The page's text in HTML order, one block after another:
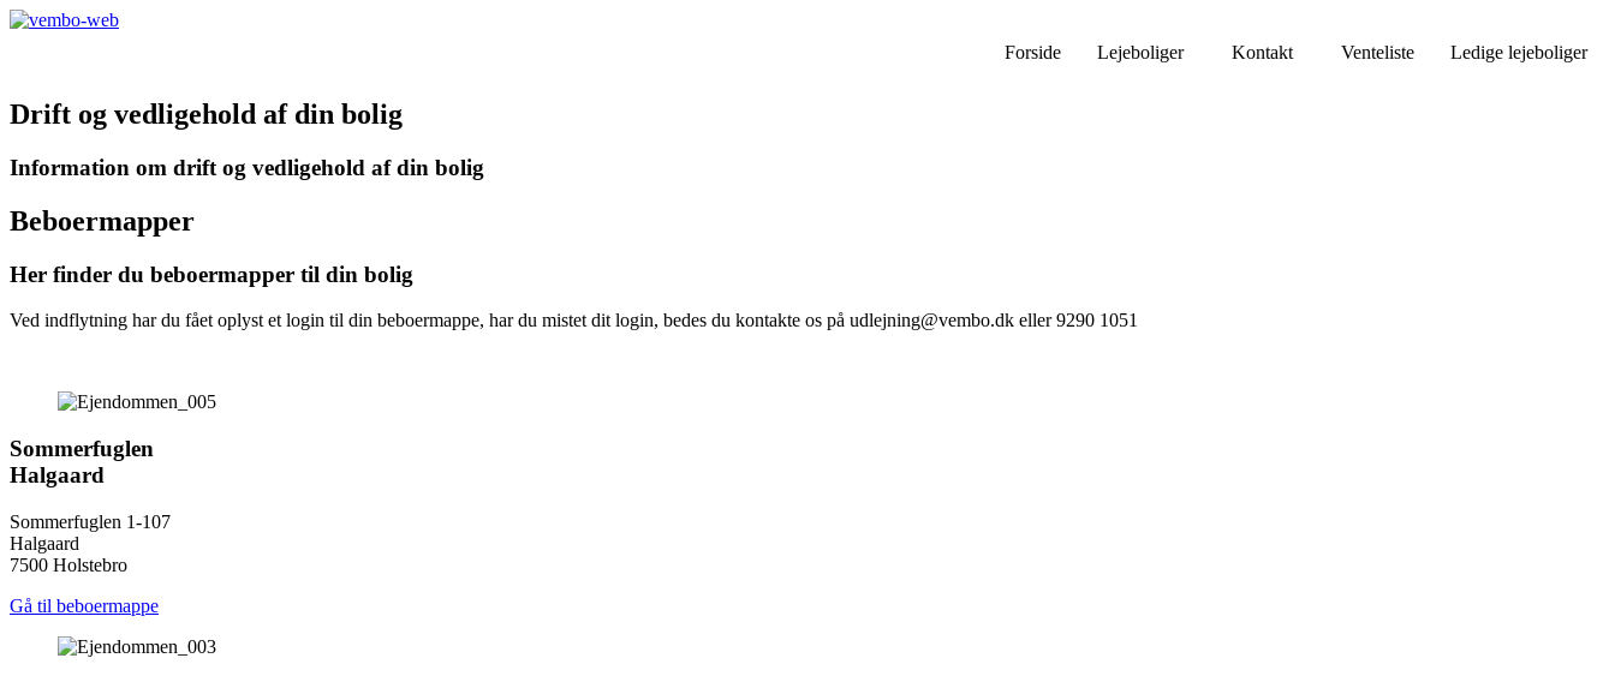
Forside Lejeboliger Kontakt Venteliste Ledige lejeboliger
Drift og vedligehold af din bolig
Information om drift og vedligehold af din bolig
Beboermapper
Her finder du beboermapper til din bolig
Ved indflytning har du fået oplyst et login til din beboermappe, har du mistet dit login, bedes du kontakte os på udlejning@vembo.dk eller 9290 1051
Sommerfuglen
Halgaard
Sommerfuglen 1-107
Halgaard
7500 Holstebro
Gå til beboermappe